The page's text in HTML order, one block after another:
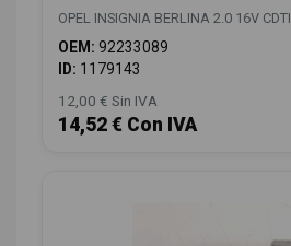
OPEL INSIGNIA BERLINA 2.0 16V CDTI
OEM: 92233089
ID: 1179143
12,00 € Sin IVA
14,52 € Con IVA